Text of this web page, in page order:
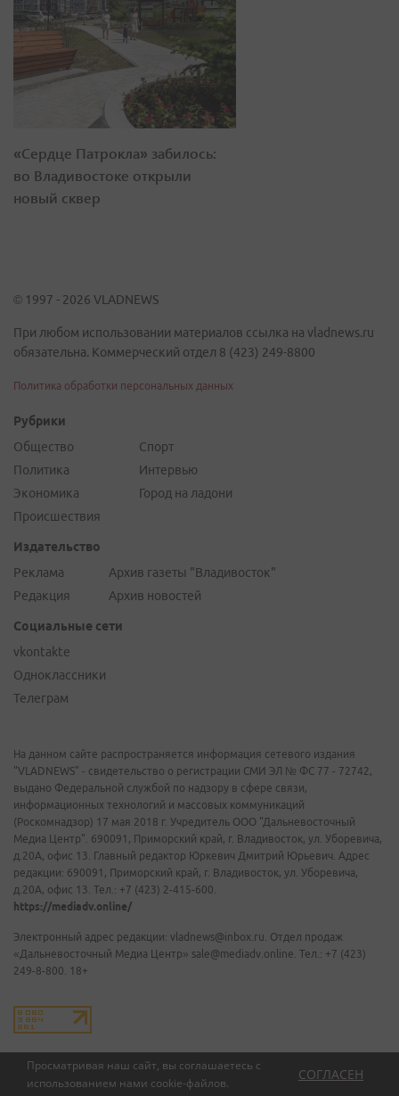
Просматривая наш сайт, вы соглашаетесь с
использованием нами cookie-файлов.
СОГЛАСЕН
«Сердце Патрокла» забилось:
во Владивостоке открыли
новый сквер
© 1997 - 2026 VLADNEWS
При любом использовании материалов ссылка на vladnews.ru
обязательна. Коммерческий отдел 8 (423) 249-8800
Политика обработки персональных данных
Рубрики
Общество
Политика
Экономика
Происшествия
Спорт
Интервью
Город на ладони
Издательство
Реклама
Редакция
Архив газеты "Владивосток"
Архив новостей
Социальные сети
vkontakte
Одноклассники
Телеграм
На данном сайте распространяется информация сетевого издания
"VLADNEWS" - свидетельство о регистрации СМИ ЭЛ № ФС 77 - 72742,
выдано Федеральной службой по надзору в сфере связи,
информационных технологий и массовых коммуникаций
(Роскомнадзор) 17 мая 2018 г. Учредитель ООО "Дальневосточный
Медиа Центр". 690091, Приморский край, г. Владивосток, ул. Уборевича,
д.20А, офис 13. Главный редактор Юркевич Дмитрий Юрьевич. Адрес
редакции: 690091, Приморский край, г. Владивосток, ул. Уборевича,
д.20А, офис 13. Тел.: +7 (423) 2-415-600.
https://mediadv.online/
Электронный адрес редакции: vladnews@inbox.ru. Отдел продаж
«Дальневосточный Медиа Центр» sale@mediadv.online. Тел.: +7 (423)
249-8-800. 18+